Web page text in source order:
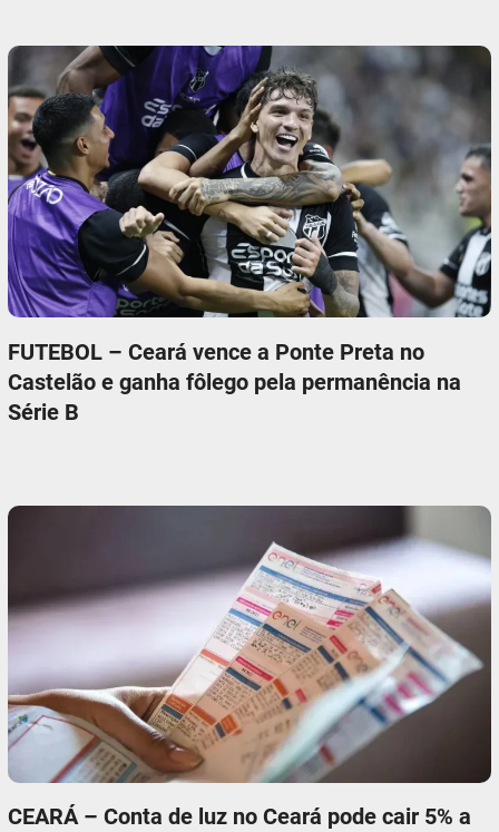
FUTEBOL – Ceará vence a Ponte Preta no
Castelão e ganha fôlego pela permanência na
Série B
CEARÁ – Conta de luz no Ceará pode cair 5% a